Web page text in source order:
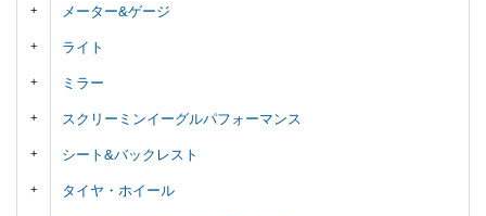
メーター&ゲージ
ライト
ミラー
スクリーミンイーグルパフォーマンス
シート&バックレスト
タイヤ・ホイール